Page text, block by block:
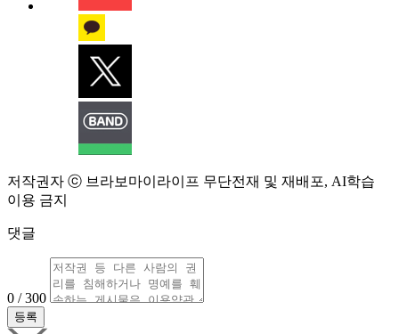
저작권자 ⓒ 브라보마이라이프 무단전재 및 재배포, AI학습
이용 금지
댓글
0 / 300